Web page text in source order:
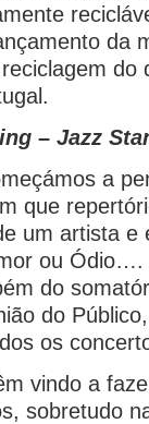
da
do
– Jazz
a
que
um artista e
ou Ódio….
do
do
os
vindo a
sobretudo